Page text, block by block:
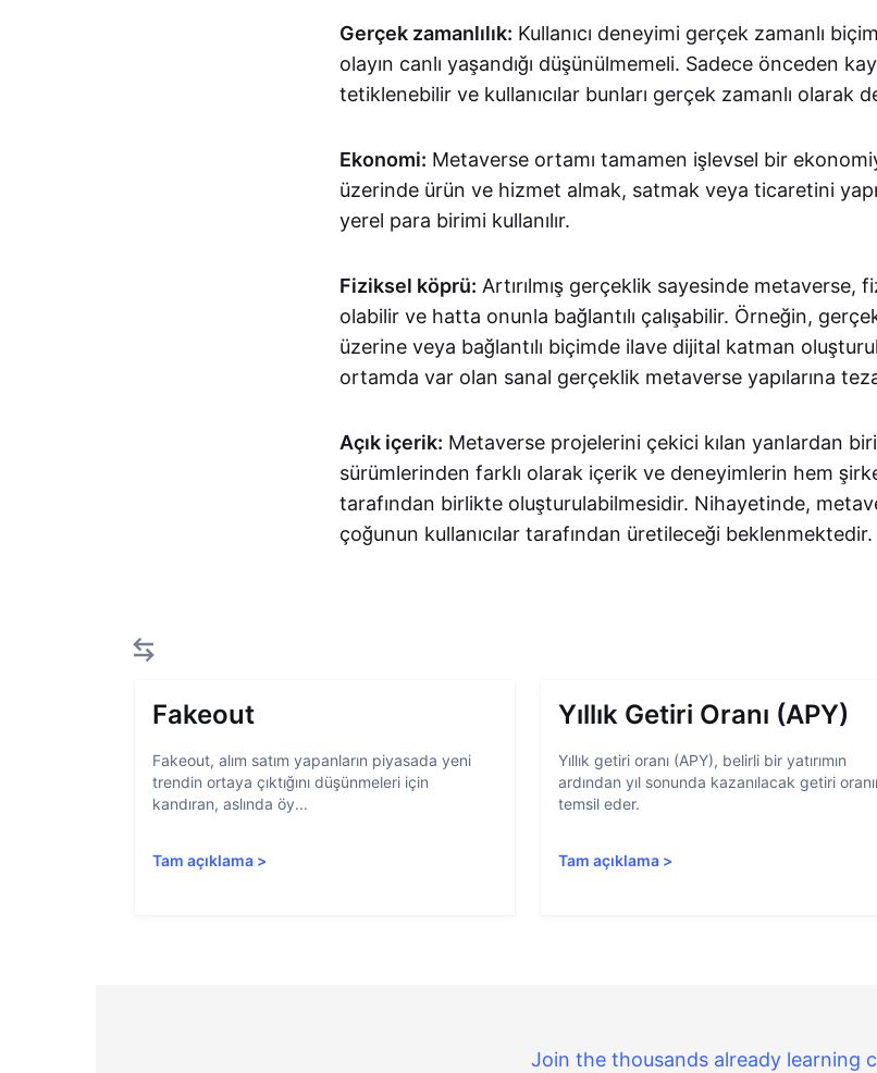
Gerçek zamanlılık: Kullanıcı deneyimi gerçek zamanlı
olayın canlı yaşandığı düşünülmemeli. Sadece önceden
tetiklenebilir ve kullanıcılar bunları gerçek zamanlı olarak
Ekonomi: Metaverse ortamı tamamen işlevsel bir
üzerinde ürün ve hizmet almak, satmak veya ticaretini
yerel para birimi kullanılır.
Fiziksel köprü: Artırılmış gerçeklik sayesinde metaverse,
olabilir ve hatta onunla bağlantılı çalışabilir. Örneğin,
üzerine veya bağlantılı biçimde ilave dijital katman
ortamda var olan sanal gerçeklik metaverse yapılarına
Açık içerik: Metaverse projelerini çekici kılan yanlardan
sürümlerinden farklı olarak içerik ve deneyimlerin hem
tarafından birlikte oluşturulabilmesidir. Nihayetinde,
çoğunun kullanıcılar tarafından üretileceği beklenmektedir.
Fakeout
Fakeout, alım satım yapanların piyasada yeni
trendin ortaya çıktığını düşünmeleri için
kandıran, aslında öy...
Tam açıklama >
Yıllık Getiri Oranı (APY)
Yıllık getiri oranı (APY), belirli bir yatırımın
ardından yıl sonunda kazanılacak getiri
temsil eder.
Tam açıklama >
Join the thousands already learning